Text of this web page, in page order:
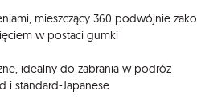
mieszczący 360 podwójnie
w postaci gumki
idealny do zabrania w podróż
i standard-Japanese